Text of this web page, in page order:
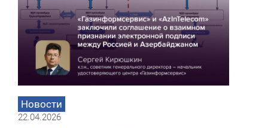
Новости
22.04.2026